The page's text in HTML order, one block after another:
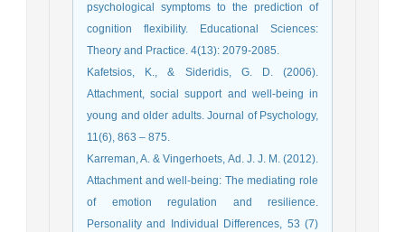
psychological symptoms to the prediction of
cognition flexibility. Educational Sciences:
Theory and Practice. 4(13): 2079-2085.
Kafetsios, K., & Sideridis, G. D. (2006).
Attachment, social support and well-being in
young and older adults. Journal of Psychology,
11(6), 863 – 875.
Karreman, A. & Vingerhoets, Ad. J. J. M. (2012).
Attachment and well-being: The mediating role
of emotion regulation and resilience.
Personality and Individual Differences, 53 (7)